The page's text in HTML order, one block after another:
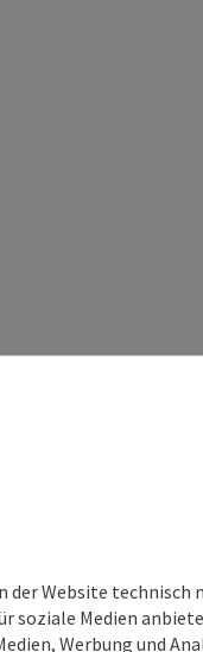
der Website
soziale Medien
Werbung und